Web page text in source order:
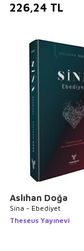
226,24 TL
Aslıhan Doğa
Sina - Ebediyet
Theseus Yayınevi